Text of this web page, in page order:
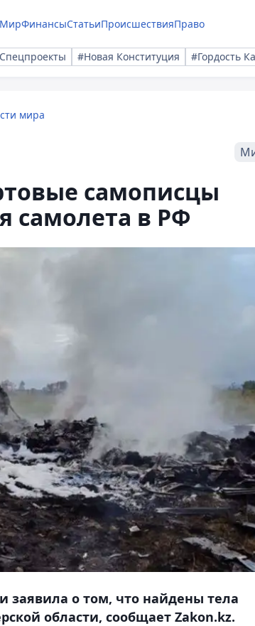
МирФинансыСтатьиПроисшествияПраво
#Новая Конституция #Гордость
мира
самописцы
самолета в РФ
заявила о том, что найдены тела
области, сообщает Zakon.kz.